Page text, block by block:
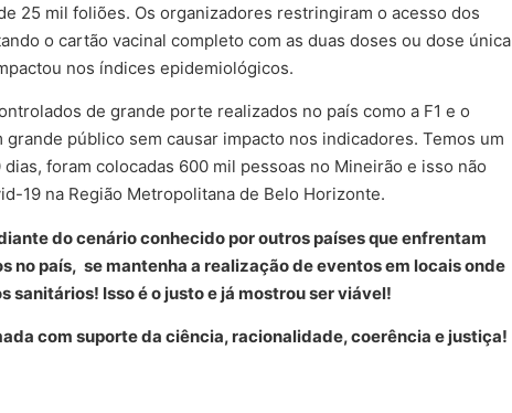
25 mil foliões. Os organizadores restringiram o acesso dos
o cartão vacinal completo com as duas doses ou dose única
nos índices epidemiológicos.
de grande porte realizados no país como a F1 e o
público sem causar impacto nos indicadores. Temos um
foram colocadas 600 mil pessoas no Mineirão e isso não
19 na Região Metropolitana de Belo Horizonte.
do cenário conhecido por outros países que enfrentam
no país, se mantenha a realização de eventos em locais onde
sanitários! Isso é o justo e já mostrou ser viável!
com suporte da ciência, racionalidade, coerência e justiça!